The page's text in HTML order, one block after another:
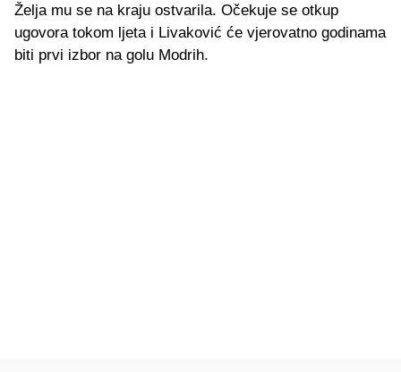
Želja mu se na kraju ostvarila. Očekuje se otkup
ugovora tokom ljeta i Livaković će vjerovatno godinama
biti prvi izbor na golu Modrih.